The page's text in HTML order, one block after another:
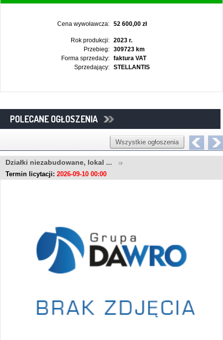
Cena wywoławcza: 52 600,00 zł
Rok produkcji:
2023 r.
Przebieg:
309723 km
Forma sprzedaży:
faktura VAT
Sprzedający:
STELLANTIS
POLECANE OGŁOSZENIA
Wszystkie ogłoszenia
Działki niezabudowane, lokal ...
Termin licytacji: 2026-09-10 00:00